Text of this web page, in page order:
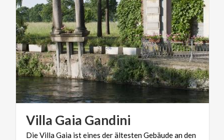
Villa Gaia Gandini
Die Villa Gaia ist eines der ältesten Gebäude an den